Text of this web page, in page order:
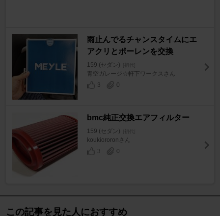
雨止んでるチャンスタイムにエ
アクリとポーレンを交換
159 (セダン) [初代]
青空ガレージ☆軒下ワークスさん
3
0
bmc純正交換エアフィルター
159 (セダン) [初代]
koukiororonさん
3
0
この記事を見た人におすすめ